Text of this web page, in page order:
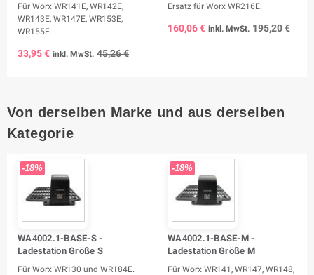
Für Worx WR141E, WR142E,
WR143E, WR147E, WR153E,
WR155E.
33,95 € inkl. MwSt. 45,26 €
Ersatz für Worx WR216E.
160,06 € inkl. MwSt. 195,20 €
Von derselben Marke und aus derselben
Kategorie
-18%
WA4002.1-BASE-S -
Ladestation Größe S
Für Worx WR130 und WR184E.
-18%
WA4002.1-BASE-M -
Ladestation Größe M
Für Worx WR141, WR147, WR148,